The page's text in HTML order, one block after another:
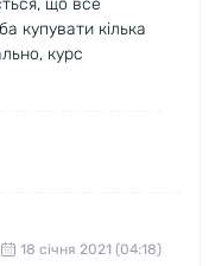
купувати кілька
курс
18 cічня 2021 (04:18)